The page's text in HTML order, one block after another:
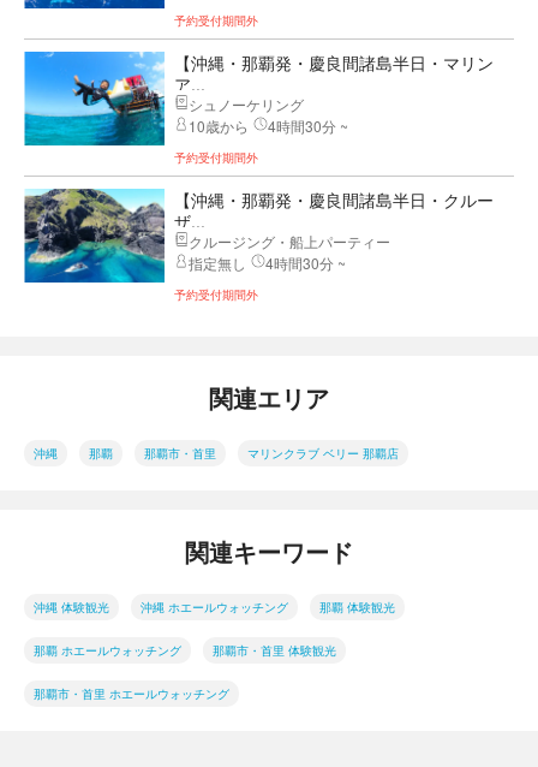
予約受付期間外
【沖縄・那覇発・慶良間諸島半日・マリン
ア...
シュノーケリング
10歳から
4時間30分 ~
予約受付期間外
【沖縄・那覇発・慶良間諸島半日・クルー
ザ...
クルージング・船上パーティー
指定無し
4時間30分 ~
予約受付期間外
関連エリア
沖縄 那覇 那覇市・首里 マリンクラブ ベリー 那覇店
関連キーワード
沖縄 体験観光 沖縄 ホエールウォッチング 那覇 体験観光
那覇 ホエールウォッチング 那覇市・首里 体験観光
那覇市・首里 ホエールウォッチング